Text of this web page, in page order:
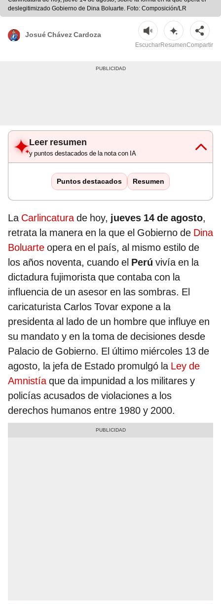
deslegitimizado Gobierno de Dina Boluarte. Foto: Composición/LR
Josué Chávez Cardoza
EscucharResumenCompartir
Leer resumen
y puntos destacados de la nota con IA
Puntos destacados Resumen
La Carlincaturade hoy, jueves 14 de agosto,
retrata la manera en la que el Gobierno de Dina
Boluarte opera en el país, al mismo estilo de
los años noventa, cuando el Perú vivía en la
dictadura fujimorista que contaba con la
influencia de un asesor en las sombras. El
caricaturista Carlos Tovar expone a la
presidenta al lado de un hombre que influye en
su mandato y en la toma de decisiones desde
Palacio de Gobierno. El último miércoles 13 de
agosto, la jefa de Estado promulgó la Ley de
Amnistíaque da impunidad a los militares y
policías acusados de violaciones a los
derechos humanos entre 1980 y 2000.